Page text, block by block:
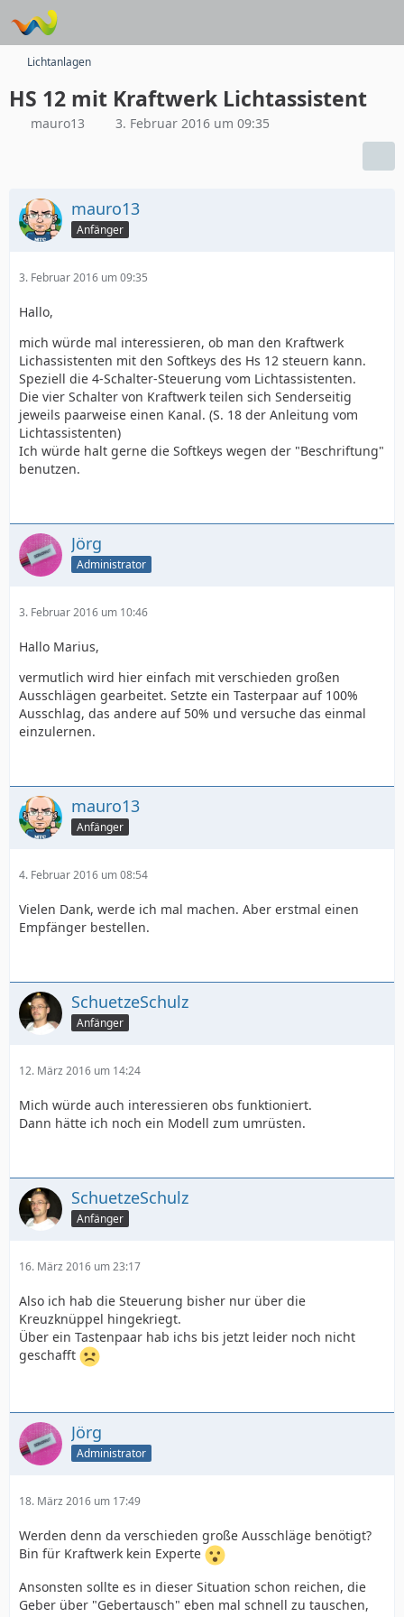
Lichtanlagen
HS 12 mit Kraftwerk Lichtassistent
mauro13 3. Februar 2016 um 09:35
mauro13
Anfänger
3. Februar 2016 um 09:35
Hallo,
mich würde mal interessieren, ob man den Kraftwerk
Lichassistenten mit den Softkeys des Hs 12 steuern kann.
Speziell die 4-Schalter-Steuerung vom Lichtassistenten.
Die vier Schalter von Kraftwerk teilen sich Senderseitig
jeweils paarweise einen Kanal. (S. 18 der Anleitung vom
Lichtassistenten)
Ich würde halt gerne die Softkeys wegen der "Beschriftung"
benutzen.
Jörg
Administrator
3. Februar 2016 um 10:46
Hallo Marius,
vermutlich wird hier einfach mit verschieden großen
Ausschlägen gearbeitet. Setzte ein Tasterpaar auf 100%
Ausschlag, das andere auf 50% und versuche das einmal
einzulernen.
mauro13
Anfänger
4. Februar 2016 um 08:54
Vielen Dank, werde ich mal machen. Aber erstmal einen
Empfänger bestellen.
SchuetzeSchulz
Anfänger
12. März 2016 um 14:24
Mich würde auch interessieren obs funktioniert.
Dann hätte ich noch ein Modell zum umrüsten.
SchuetzeSchulz
Anfänger
16. März 2016 um 23:17
Also ich hab die Steuerung bisher nur über die
Kreuzknüppel hingekriegt.
Über ein Tastenpaar hab ichs bis jetzt leider noch nicht
geschafft
Jörg
Administrator
18. März 2016 um 17:49
Werden denn da verschieden große Ausschläge benötigt?
Bin für Kraftwerk kein Experte
Ansonsten sollte es in dieser Situation schon reichen, die
Geber über "Gebertausch" eben mal schnell zu tauschen,